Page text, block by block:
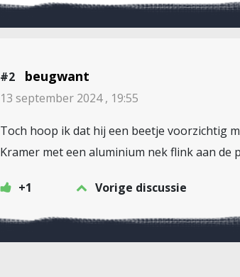
#2 beugwant
13 september 2024 , 19:55
Toch hoop ik dat hij een beetje voorzichtig
Kramer met een aluminium nek flink aan de
+1 Vorige discussie